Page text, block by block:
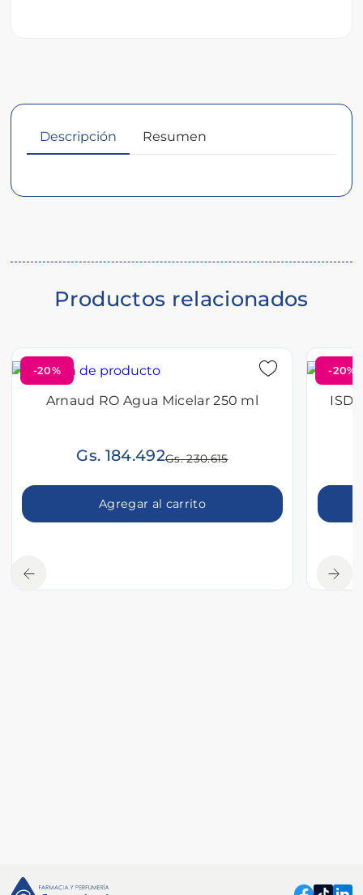
Descripción Resumen
Descripción
Productos relacionados
-20%
Arnaud RO Agua Micelar 250 ml
Gs. 184.492Gs. 230.615
Agregar al carrito
-20%